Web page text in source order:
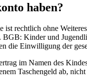
haben?
rechtlich ohne
Kinder und
die Einwilligung der
im Namen des
Taschengeld ab,